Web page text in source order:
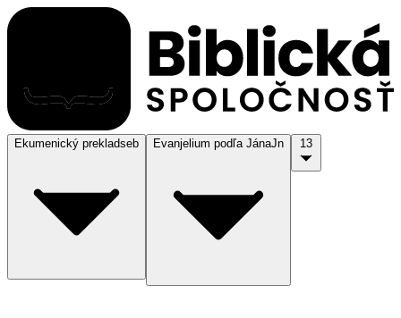
Ekumenický prekladseb Evanjelium podľa JánaJn